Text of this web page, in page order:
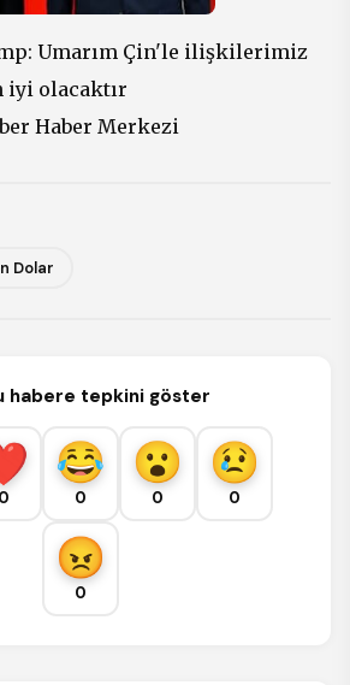
Umarım Çin'le ilişkilerimiz
iyi olacaktır
Haber Merkezi
Dolar
habere tepkini göster
0 0 0 0
0